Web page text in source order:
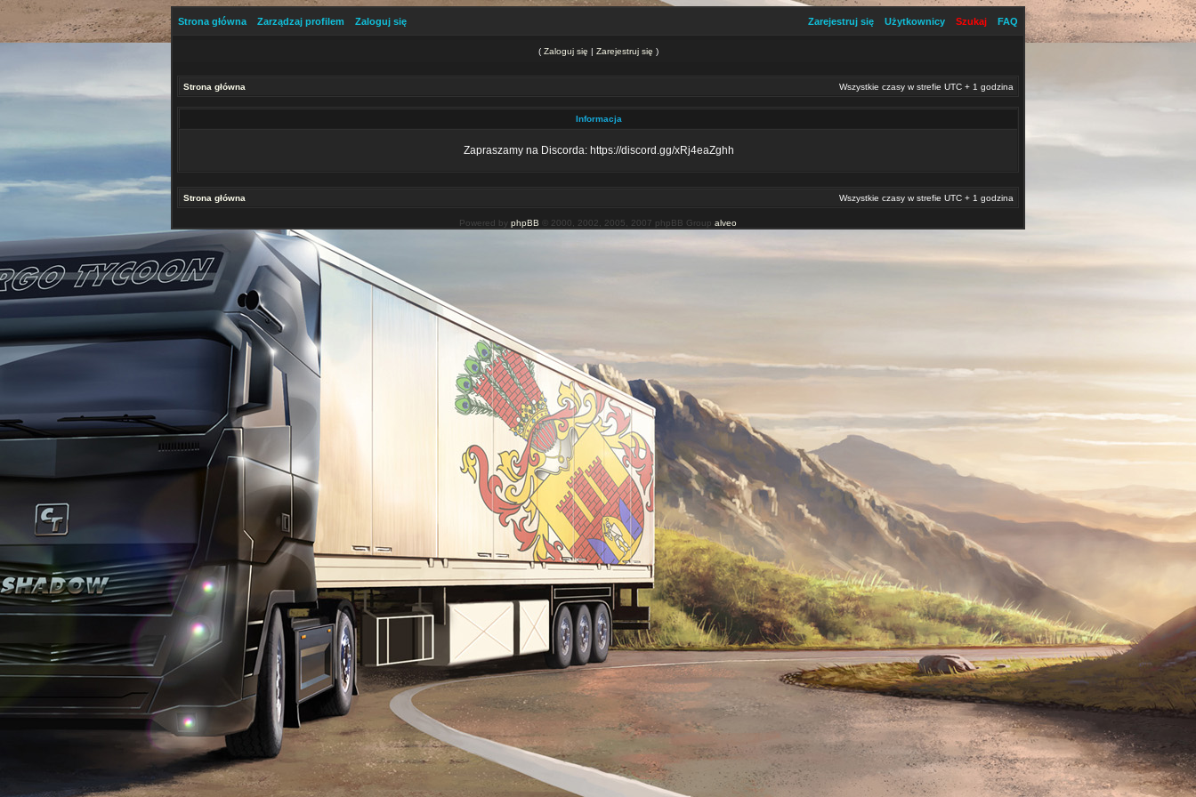
Strona główna Zarządzaj profilem Zaloguj się FAQ
Szukaj
Użytkownicy
Zarejestruj się
( Zaloguj się | Zarejestruj się )
Strona główna Wszystkie czasy w strefie UTC + 1 godzina
Informacja
Zapraszamy na Discorda: https://discord.gg/xRj4eaZghh
Strona główna Wszystkie czasy w strefie UTC + 1 godzina
Powered by phpBB © 2000, 2002, 2005, 2007 phpBB Group alveo